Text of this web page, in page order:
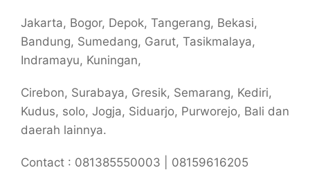
Jakarta, Bogor, Depok, Tangerang, Bekasi,
Bandung, Sumedang, Garut, Tasikmalaya,
Indramayu, Kuningan,
Cirebon, Surabaya, Gresik, Semarang, Kediri,
Kudus, solo, Jogja, Siduarjo, Purworejo, Bali dan
daerah lainnya.
Contact : 081385550003 | 08159616205